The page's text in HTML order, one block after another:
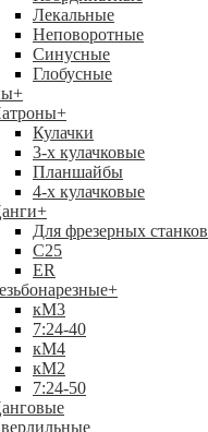
Лекальные
Неповоротные
Синусные
Глобусные
+
+
Кулачки
3-х кулачковые
Планшайбы
4-х кулачковые
+
Для фрезерных станков
С25
ER
+
кМ3
7:24-40
кМ4
кМ2
7:24-50